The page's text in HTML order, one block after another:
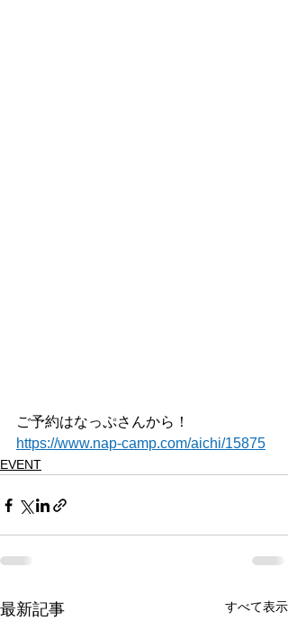
ご予約はなっぷさんから！
https://www.nap-camp.com/aichi/15875
EVENT
最新記事 すべて表示